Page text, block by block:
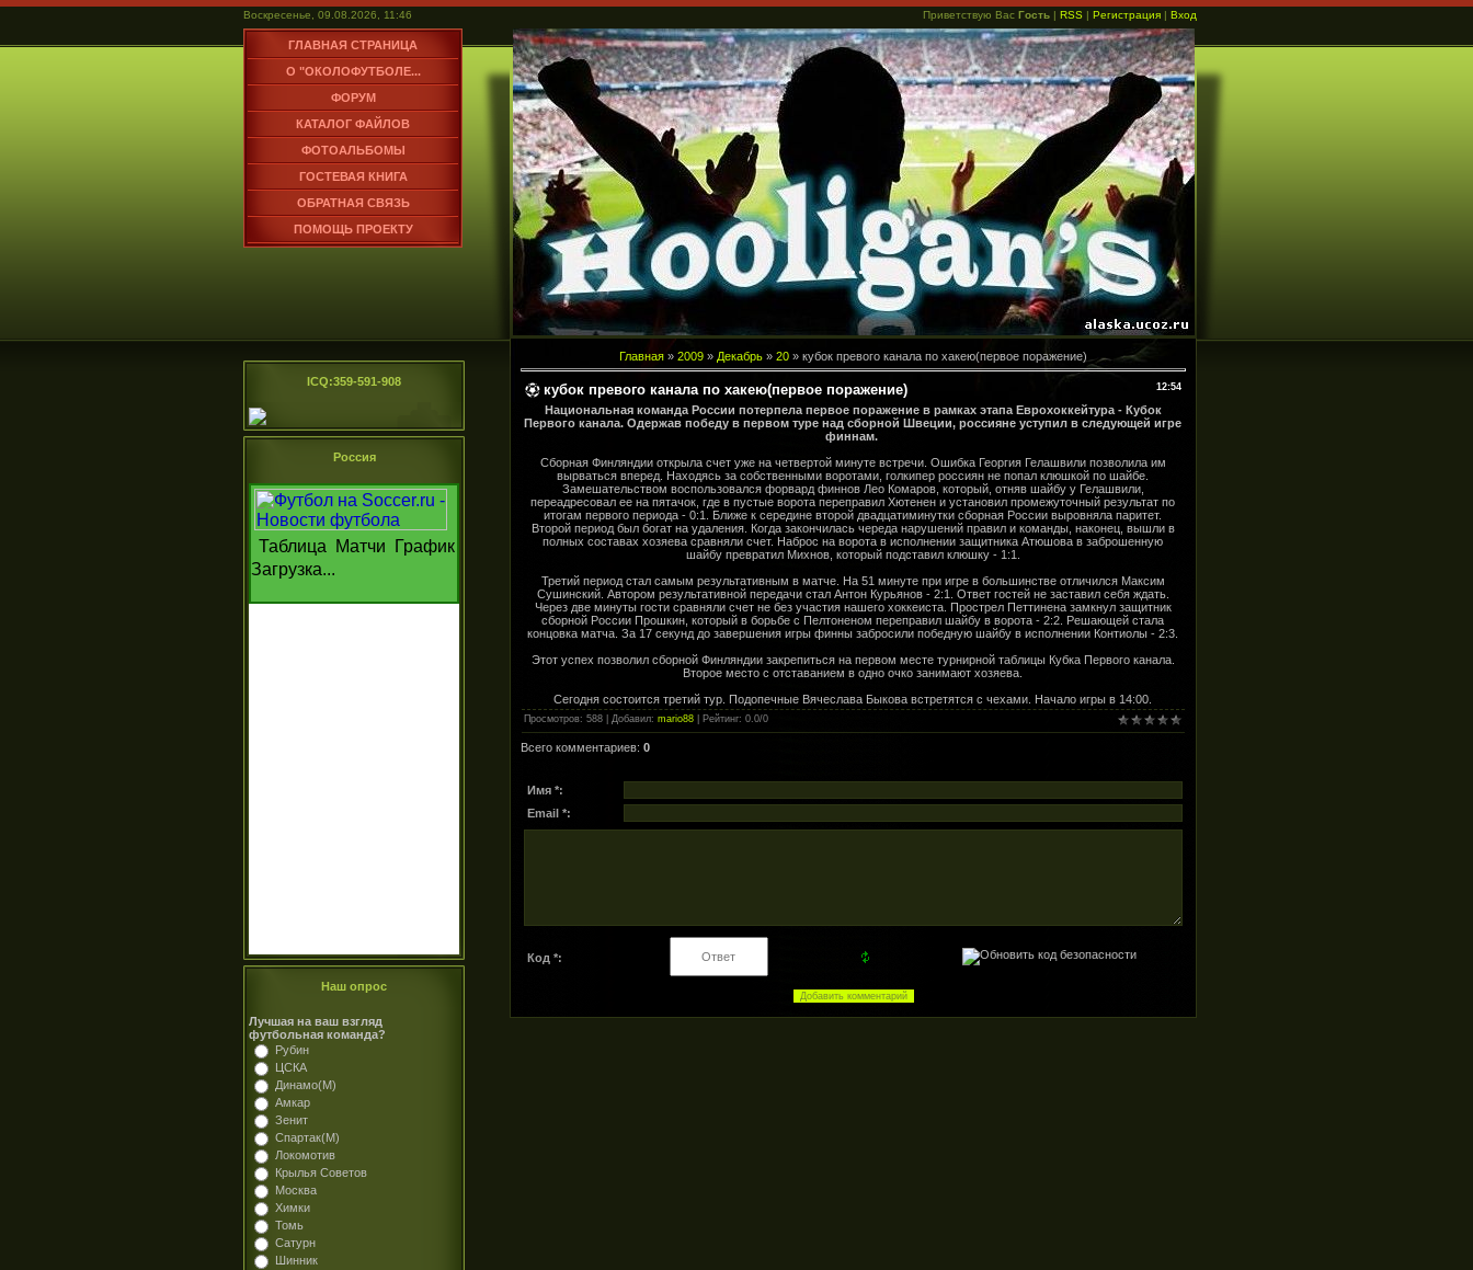
Воскресенье, 09.08.2026, 11:46 Приветствую Вас Гость | RSS | Регистрация | Вход
ГЛАВНАЯ СТРАНИЦА
О "ОКОЛОФУТБОЛЕ...
ФОРУМ
КАТАЛОГ ФАЙЛОВ
ФОТОАЛЬБОМЫ
ГОСТЕВАЯ КНИГА
ОБРАТНАЯ СВЯЗЬ
ПОМОЩЬ ПРОЕКТУ
...
ICQ:359-591-908
Россия
Наш опрос
Лучшая на ваш взгляд
футбольная команда?
Рубин
ЦСКА
Динамо(М)
Амкар
Зенит
Спартак(М)
Локомотив
Крылья Советов
Москва
Химки
Томь
Сатурн
Шинник
Главная » 2009 » Декабрь » 20 » кубок превого канала по хакею(первое поражение)
12:54
кубок превого канала по хакею(первое поражение)
Национальная команда России потерпела первое поражение в рамках этапа Еврохоккейтура - Кубок
Первого канала. Одержав победу в первом туре над сборной Швеции, россияне уступил в следующей игре
финнам.
Сборная Финляндии открыла счет уже на четвертой минуте встречи. Ошибка Георгия Гелашвили позволила им
вырваться вперед. Находясь за собственными воротами, голкипер россиян не попал клюшкой по шайбе.
Замешательством воспользовался форвард финнов Лео Комаров, который, отняв шайбу у Гелашвили,
переадресовал ее на пятачок, где в пустые ворота переправил Хютенен и установил промежуточный результат по
итогам первого периода - 0:1. Ближе к середине второй двадцатиминутки сборная России выровняла паритет.
Второй период был богат на удаления. Когда закончилась череда нарушений правил и команды, наконец, вышли в
полных составах хозяева сравняли счет. Наброс на ворота в исполнении защитника Атюшова в заброшенную
шайбу превратил Михнов, который подставил клюшку - 1:1.
Третий период стал самым результативным в матче. На 51 минуте при игре в большинстве отличился Максим
Сушинский. Автором результативной передачи стал Антон Курьянов - 2:1. Ответ гостей не заставил себя ждать.
Через две минуты гости сравняли счет не без участия нашего хоккеиста. Прострел Петтинена замкнул защитник
сборной России Прошкин, который в борьбе с Пелтоненом переправил шайбу в ворота - 2:2. Решающей стала
концовка матча. За 17 секунд до завершения игры финны забросили победную шайбу в исполнении Контиолы - 2:3.
Этот успех позволил сборной Финляндии закрепиться на первом месте турнирной таблицы Кубка Первого канала.
Второе место с отставанием в одно очко занимают хозяева.
Сегодня состоится третий тур. Подопечные Вячеслава Быкова встретятся с чехами. Начало игры в 14:00.
Просмотров: 588 | Добавил: mario88 Рейтинг: 0.0/0
Всего комментариев: 0
Имя *:
Email *:
Код *: